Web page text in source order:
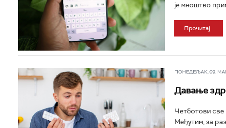
је мноштво
Прочитај
ПОНЕДЕЉАК, 09. МАР
Давање
Четботови све
Међутим, за